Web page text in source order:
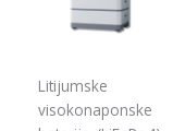
Litijumske
visokonaponske